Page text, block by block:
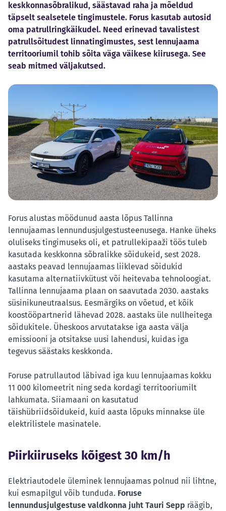
keskkonnasõbralikud, säästavad raha ja mõeldud
täpselt sealsetele tingimustele. Forus kasutab autosid
oma patrullringkäikudel. Need erinevad tavalistest
patrullsõitudest linnatingimustes, sest lennujaama
territooriumil tohib sõita väga väikese kiirusega. See
seab mitmed väljakutsed.
Forus alustas möödunud aasta lõpus Tallinna
lennujaamas lennundusjulgestusteenusega. Hanke üheks
oluliseks tingimuseks oli, et patrullekipaaži töös tuleb
kasutada keskkonna sõbralikke sõidukeid, sest 2028.
aastaks peavad lennujaamas liiklevad sõidukid
kasutama alternatiivkütust või heitevaba tehnoloogiat.
Tallinna lennujaama plaan on saavutada 2030. aastaks
süsinikuneutraalsus. Eesmärgiks on võetud, et kõik
koostööpartnerid lähevad 2028. aastaks üle nullheitega
sõidukitele. Üheskoos arvutatakse iga aasta välja
emissiooni ja otsitakse uusi lahendusi, kuidas iga
tegevus säästaks keskkonda.
Foruse patrullautod läbivad iga kuu lennujaamas kokku
11 000 kilomeetrit ning seda kordagi territooriumilt
lahkumata. Siiamaani on kasutatud
täishübriidsõidukeid, kuid aasta lõpuks minnakse üle
elektrilistele masinatele.
Piirkiiruseks kõigest 30 km/h
Elektriautodele üleminek lennujaamas polnud nii lihtne,
kui esmapilgul võib tunduda. Foruse
lennundusjulgestuse valdkonna juht Tauri Sepp räägib,